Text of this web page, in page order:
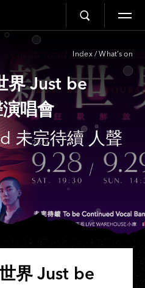
Index / What’s on
界 Just be
唱會
未完待續 人聲
界 Just be